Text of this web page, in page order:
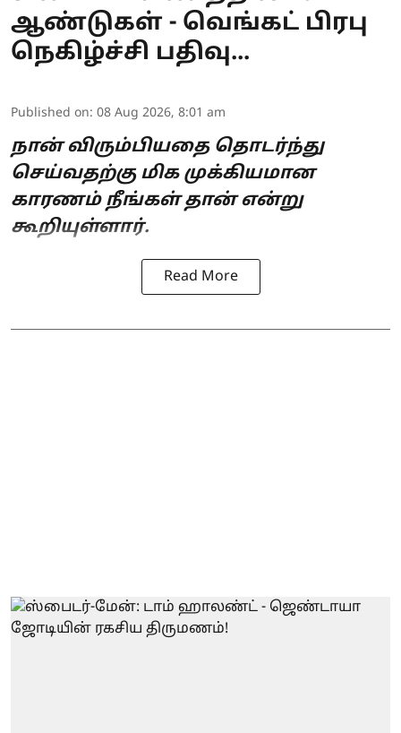
ஆண்டுகள் - வெங்கட் பிரபு
நெகிழ்ச்சி பதிவு...
Published on: 08 Aug 2026, 8:01 am
நான் விரும்பியதை தொடர்ந்து
செய்வதற்கு மிக முக்கியமான
காரணம் நீங்கள் தான் என்று
கூறியுள்ளார்.
Read More